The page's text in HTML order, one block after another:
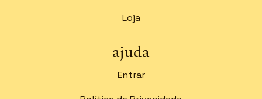
Loja
ajuda
Entrar